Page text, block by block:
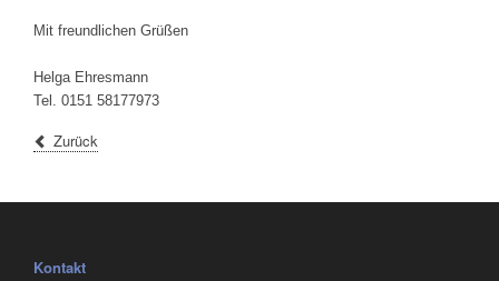
Mit freundlichen Grüßen
Helga Ehresmann
Tel. 0151 58177973
Zurück
Kontakt